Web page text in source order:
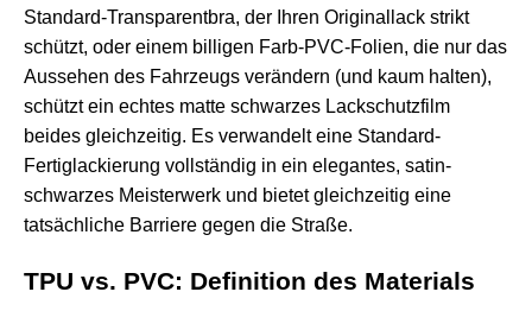
Standard-Transparentbra, der Ihren Originallack strikt
schützt, oder einem billigen Farb-PVC-Folien, die nur das
Aussehen des Fahrzeugs verändern (und kaum halten),
schützt ein echtes matte schwarzes Lackschutzfilm
beides gleichzeitig. Es verwandelt eine Standard-
Fertiglackierung vollständig in ein elegantes, satin-
schwarzes Meisterwerk und bietet gleichzeitig eine
tatsächliche Barriere gegen die Straße.
TPU vs. PVC: Definition des Materials